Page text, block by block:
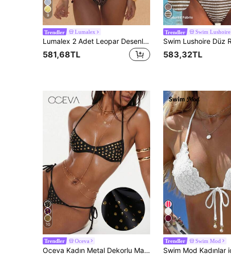
9
Trendler Lumalex
Lumalex 2 Adet Leopar Desenli Halter Bağlamalı Kehribar Batik Üçgen Bikini Üstü, Yan Bağlama İpli Kehribar Boncuk Süslemeli & Altı, Kadınlar İçin Seksi Plaj Mayo Seti
581,68TL
Trendler Swim Lushoire
583,32TL
10
Trendler Oceva
Oceva Kadın Metal Dekorlu Mayo Üstü Tatil Plajı Plaj Partisi Parti Tatil Siyah Beyaz Puantiyeli Puantiyeli Yaz
9
Trendler Swim Mod